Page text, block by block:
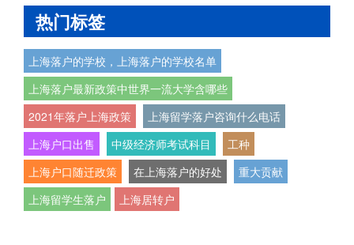
热门标签
上海落户的学校，上海落户的学校名单
上海落户最新政策中世界一流大学含哪些
2021年落户上海政策
上海留学落户咨询什么电话
上海户口出售
中级经济师考试科目
工种
上海户口随迁政策
在上海落户的好处
重大贡献
上海留学生落户
上海居转户